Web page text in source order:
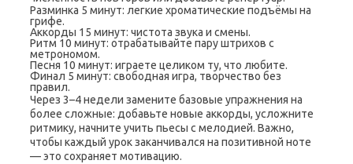
Разминка 5 минут: легкие хроматические подъёмы на
грифе.
Аккорды 15 минут: чистота звука и смены.
Ритм 10 минут: отрабатывайте пару штрихов с
метрономом.
Песня 10 минут: играете целиком ту, что любите.
Финал 5 минут: свободная игра, творчество без
правил.
Через 3–4 недели замените базовые упражнения на
более сложные: добавьте новые аккорды, усложните
ритмику, начните учить пьесы с мелодией. Важно,
чтобы каждый урок заканчивался на позитивной ноте
— это сохраняет мотивацию.